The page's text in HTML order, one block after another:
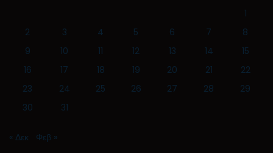
1
2
3 4 5 6 7
8
9
10 11 12 13 14
15
16
17 18 19 20 21
22
23
24 25 26 27 28
29
30
31
« Δεκ Φεβ »